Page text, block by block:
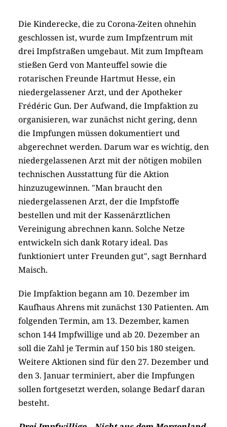
Die Kinderecke, die zu Corona-Zeiten ohnehin
geschlossen ist, wurde zum Impfzentrum mit
drei Impfstraßen umgebaut. Mit zum Impfteam
stießen Gerd von Manteuffel sowie die
rotarischen Freunde Hartmut Hesse, ein
niedergelassener Arzt, und der Apotheker
Frédéric Gun. Der Aufwand, die Impfaktion zu
organisieren, war zunächst nicht gering, denn
die Impfungen müssen dokumentiert und
abgerechnet werden. Darum war es wichtig, den
niedergelassenen Arzt mit der nötigen mobilen
technischen Ausstattung für die Aktion
hinzuzugewinnen. "Man braucht den
niedergelassenen Arzt, der die Impfstoffe
bestellen und mit der Kassenärztlichen
Vereinigung abrechnen kann. Solche Netze
entwickeln sich dank Rotary ideal. Das
funktioniert unter Freunden gut", sagt Bernhard
Maisch.
Die Impfaktion begann am 10. Dezember im
Kaufhaus Ahrens mit zunächst 130 Patienten. Am
folgenden Termin, am 13. Dezember, kamen
schon 144 Impfwillige und ab 20. Dezember an
soll die Zahl je Termin auf 150 bis 180 steigen.
Weitere Aktionen sind für den 27. Dezember und
den 3. Januar terminiert, aber die Impfungen
sollen fortgesetzt werden, solange Bedarf daran
besteht.